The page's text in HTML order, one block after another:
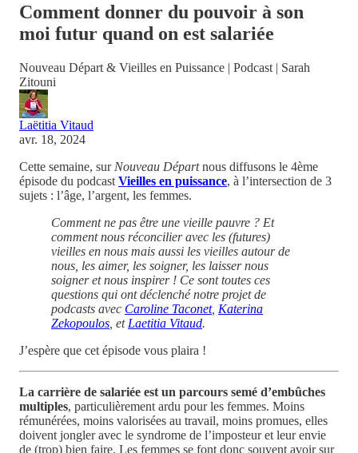
Comment donner du pouvoir à son
moi futur quand on est salariée
Nouveau Départ & Vieilles en Puissance | Podcast | Sarah
Zitouni
Laëtitia Vitaud
avr. 18, 2024
Cette semaine, sur Nouveau Départnous diffusons le 4ème
épisode du podcast Vieilles en puissance, à l’intersection de 3
sujets : l’âge, l’argent, les femmes.
Comment ne pas être une vieille pauvre ? Et
comment nous réconcilier avec les (futures)
vieilles en nous mais aussi les vieilles autour de
nous, les aimer, les soigner, les laisser nous
soigner et nous inspirer ! Ce sont toutes ces
questions qui ont déclenché notre projet de
podcasts avec Caroline Taconet, Katerina
Zekopoulos , et Laetitia Vitaud.
J’espère que cet épisode vous plaira !
La carrière de salariée est un parcours semé d’embûches
multiples, particulièrement ardu pour les femmes. Moins
rémunérées, moins valorisées au travail, moins promues, elles
doivent jongler avec le syndrome de l’imposteur et leur envie
de (trop) bien faire. Les femmes se font donc souvent avoir sur